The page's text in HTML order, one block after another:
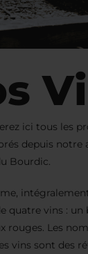
ici tous les
depuis notre
Bourdic.
quatre vins : un
rouges. Les
vins sont des